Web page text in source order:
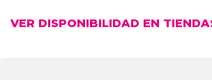
VER DISPONIBILIDAD EN